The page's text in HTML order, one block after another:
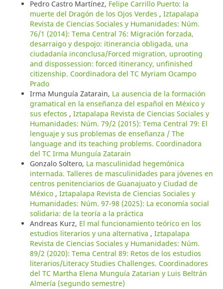
Pedro Castro Martínez, Felipe Carrillo Puerto: la
muerte del Dragón de los Ojos Verdes , Iztapalapa
Revista de Ciencias Sociales y Humanidades: Núm.
76/1 (2014): Tema Central 76: Migración forzada,
desarraigo y despojo: itinerancia obligada, una
ciudadanía inconclusa/Forced migration, uprooting
and dispossession: forced itinerancy, unfinished
citizenship. Coordinadora del TC Myriam Ocampo
Prado
Irma Munguía Zatarain, La ausencia de la formación
gramatical en la enseñanza del español en México y
sus efectos , Iztapalapa Revista de Ciencias Sociales y
Humanidades: Núm. 79/2 (2015): Tema Central 79: El
lenguaje y sus problemas de enseñanza / The
language and its teaching problems. Coordinadora
del TC Irma Munguía Zatarain
Gonzalo Soltero, La masculinidad hegemónica
internada. Talleres de masculinidades para jóvenes en
centros penitenciarios de Guanajuato y Ciudad de
México , Iztapalapa Revista de Ciencias Sociales y
Humanidades: Núm. 97-98 (2025): La economía social
solidaria: de la teoría a la práctica
Andreas Kurz, El mal funcionamiento teórico en los
estudios literarios y una alternativa , Iztapalapa
Revista de Ciencias Sociales y Humanidades: Núm.
89/2 (2020): Tema Central 89: Retos de los estudios
literarios/Literacy Studies Challenges. Coordinadores
del TC Martha Elena Munguía Zatarian y Luis Beltrán
Almería (segundo semestre)